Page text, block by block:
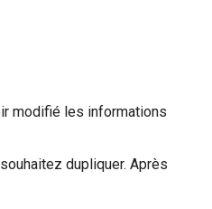
modifié les informations
dupliquer. Après